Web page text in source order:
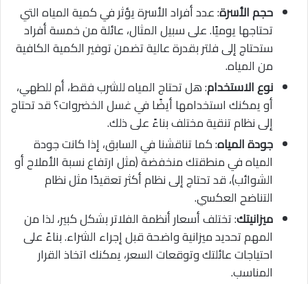
حجم الأسرة: عدد أفراد الأسرة يؤثر في كمية المياه التي
تحتاجها يوميًا. على سبيل المثال، عائلة من خمسة أفراد
ستحتاج إلى فلتر بقدرة عالية تضمن توفير الكمية الكافية
من المياه.
نوع الاستخدام: هل تحتاج المياه للشرب فقط، أم للطهي،
أو يمكنك استخدامها أيضًا في غسل الخضروات؟ قد تحتاج
إلى نظام تنقية مختلف بناءً على ذلك.
جودة المياه: كما تناقشنا في السابق، إذا كانت جودة
المياه في منطقتك منخفضة (مثل ارتفاع نسبة الأملاح أو
الشوائب)، قد تحتاج إلى نظام أكثر تعقيدًا مثل نظام
التناضح العكسي.
ميزانيتك: تختلف أسعار أنظمة الفلاتر بشكل كبير، لذا من
المهم تحديد ميزانية واضحة قبل إجراء الشراء. بناءً على
احتياجات عائلتك وتوقعات السعر، يمكنك اتخاذ القرار
المناسب.